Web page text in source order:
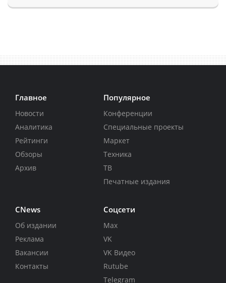
Главное
Новости
Аналитика
Рейтинги
Обзоры
Архив
Популярное
Конференции
Специальные проекты
Маркет
Техника
ТВ
Печатные издания
CNews
Об издании
Реклама
Вакансии
Контакты
Соцсети
Max
VK
VK Видео
Rutube
Telegram